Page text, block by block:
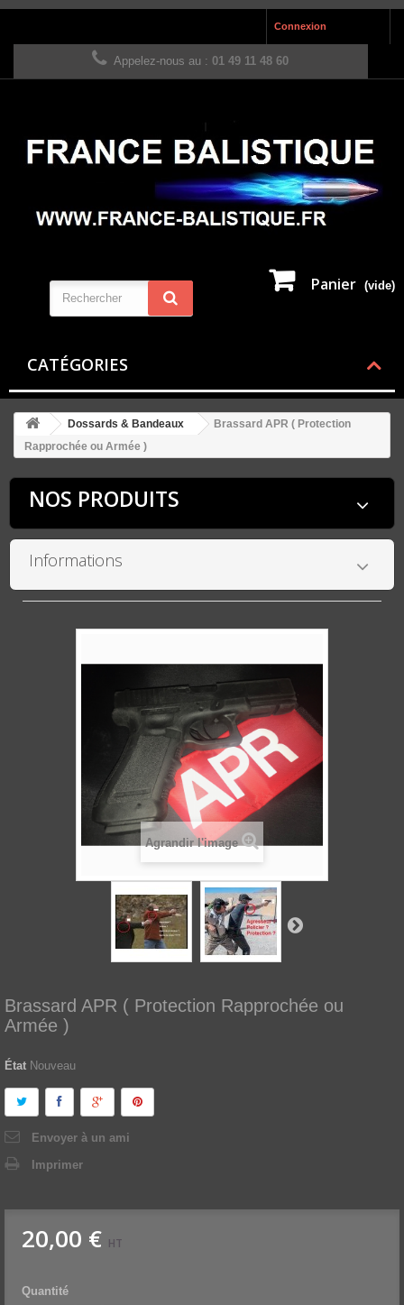
Connexion
Appelez-nous au : 01 49 11 48 60
Panier (vide)
CATÉGORIES
Dossards & Bandeaux
Brassard APR ( Protection
Rapprochée ou Armée )
NOS PRODUITS
Informations
Agrandir l'image
Brassard APR ( Protection Rapprochée ou
Armée )
État Nouveau
Envoyer à un ami
Imprimer
20,00 € HT
Quantité